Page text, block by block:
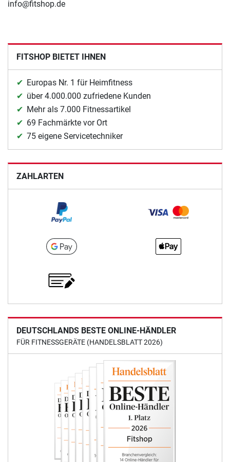
info@fitshop.de
FITSHOP BIETET IHNEN
Europas Nr. 1 für Heimfitness
über 4.000.000 zufriedene Kunden
Mehr als 7.000 Fitnessartikel
69 Fachmärkte vor Ort
75 eigene Servicetechniker
ZAHLARTEN
DEUTSCHLANDS BESTE ONLINE-HÄNDLER
FÜR FITNESSGERÄTE (HANDELSBLATT 2026)